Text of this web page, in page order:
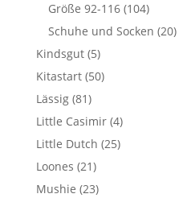
Größe 92-116 (104)
Schuhe und Socken (20)
Kindsgut (5)
Kitastart (50)
Lässig (81)
Little Casimir (4)
Little Dutch (25)
Loones (21)
Mushie (23)